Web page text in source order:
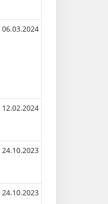
06.03.2024
12.02.2024
24.10.2023
24.10.2023